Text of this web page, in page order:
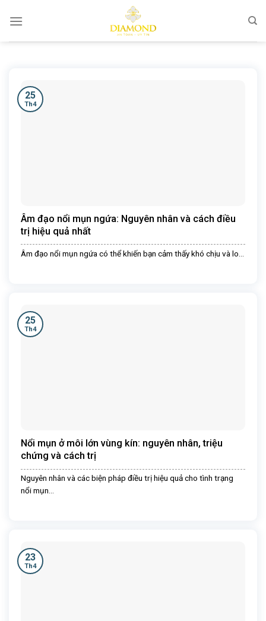
đến
Âm đạo nổi mụn ngứa: Nguyên nhân và cách điều
trị hiệu quả nhất
Âm đạo nổi mụn ngứa có thể khiến bạn cảm thấy khó chịu và lo...
25
Th4
Nổi mụn ở môi lớn vùng kín: nguyên nhân, triệu
chứng và cách trị
Nguyên nhân và các biện pháp điều trị hiệu quả cho tình trạng
nổi mụn...
25
Th4
23
Th4